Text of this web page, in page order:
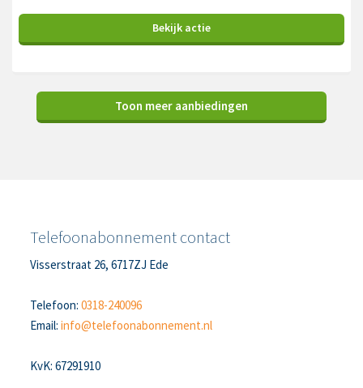
Bekijk actie
Toon meer aanbiedingen
Telefoonabonnement contact
Visserstraat 26, 6717ZJ Ede
Telefoon:0318-240096
Email:info@telefoonabonnement.nl
KvK: 67291910